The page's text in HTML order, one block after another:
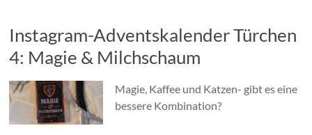
Instagram-Adventskalender Türchen
4: Magie & Milchschaum
Magie, Kaffee und Katzen- gibt es eine
bessere Kombination?